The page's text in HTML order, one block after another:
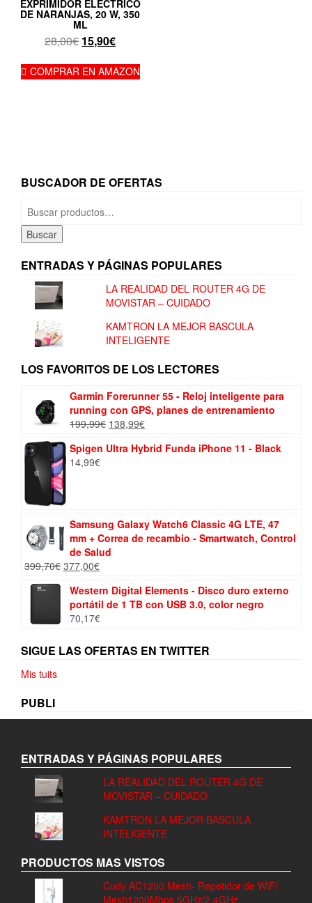
EXPRIMIDOR ELÉCTRICO
DE NARANJAS, 20 W, 350
ML
28,00€ El
original
15,90€El
actual
COMPRAR EN AMAZON
BUSCADOR DE OFERTAS
Buscar
por:
Buscar
ENTRADAS Y PÁGINAS POPULARES
LA REALIDAD DEL ROUTER 4G DE
MOVISTAR – CUIDADO
KAMTRON LA MEJOR BASCULA
INTELIGENTE
LOS FAVORITOS DE LOS LECTORES
Garmin Forerunner 55 - Reloj inteligente para
running con GPS, planes de entrenamiento
199,99€ El
original
138,99€El
actual
Spigen Ultra Hybrid Funda iPhone 11 - Black
14,99€
Samsung Galaxy Watch6 Classic 4G LTE, 47
mm + Correa de recambio - Smartwatch, Control
de Salud
399,70€ El
original
era:
399,70€.
377,00€El
actual
es:
377,00€.
Western Digital Elements - Disco duro externo
portátil de 1 TB con USB 3.0, color negro
70,17€
SIGUE LAS OFERTAS EN TWITTER
Mis tuits
PUBLI
ENTRADAS Y PÁGINAS POPULARES
LA REALIDAD DEL ROUTER 4G DE
MOVISTAR – CUIDADO
KAMTRON LA MEJOR BASCULA
INTELIGENTE
PRODUCTOS MAS VISTOS
Cudy AC1200 Mesh- Repetidor de WiFi
Mesh1200Mbps 5GHz/2.4GHz,